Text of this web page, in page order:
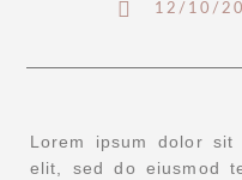
12/10/
Lorem ipsum dolor sit
elit, sed do eiusmod